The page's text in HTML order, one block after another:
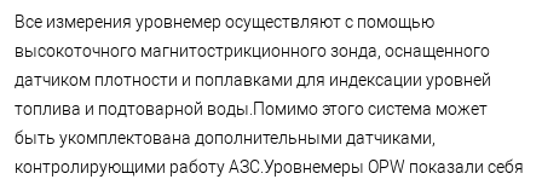
Все измерения уровнемер осуществляют с помощью
высокоточного магнитострикционного зонда, оснащенного
датчиком плотности и поплавками для индексации уровней
топлива и подтоварной воды.Помимо этого система может
быть укомплектована дополнительными датчиками,
контролирующими работу АЗС.Уровнемеры OPW показали себя